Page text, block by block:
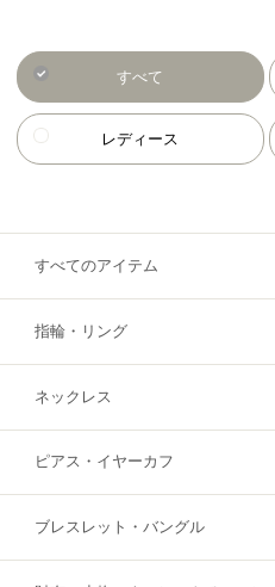
すべて
レディース
すべてのアイテム
指輪・リング
ネックレス
ピアス・イヤーカフ
ブレスレット・バングル